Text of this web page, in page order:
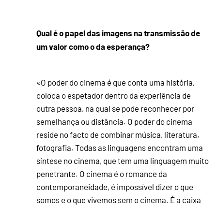
Qual é o papel das imagens na transmissão de
um valor como o da esperança?
«O poder do cinema é que conta uma história,
coloca o espetador dentro da experiência de
outra pessoa, na qual se pode reconhecer por
semelhança ou distância. O poder do cinema
reside no facto de combinar música, literatura,
fotografia. Todas as linguagens encontram uma
síntese no cinema, que tem uma linguagem muito
penetrante. O cinema é o romance da
contemporaneidade, é impossível dizer o que
somos e o que vivemos sem o cinema. É a caixa